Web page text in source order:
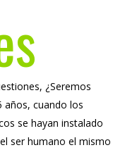
¿Seremos
años, cuando los
se hayan instalado
ser humano el mismo